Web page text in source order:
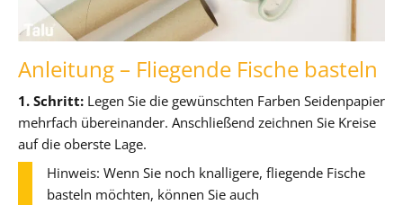
Anleitung – Fliegende Fische basteln
1. Schritt: Legen Sie die gewünschten Farben Seidenpapier
mehrfach übereinander. Anschließend zeichnen Sie Kreise
auf die oberste Lage.
Hinweis: Wenn Sie noch knalligere, fliegende Fische
basteln möchten, können Sie auch